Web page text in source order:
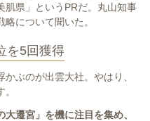
肌県」という PRだ。丸山知事
について聞いた。
を5回獲得
ぶのが出雲大社。やはり、
遷宮」を機に注目を集め、